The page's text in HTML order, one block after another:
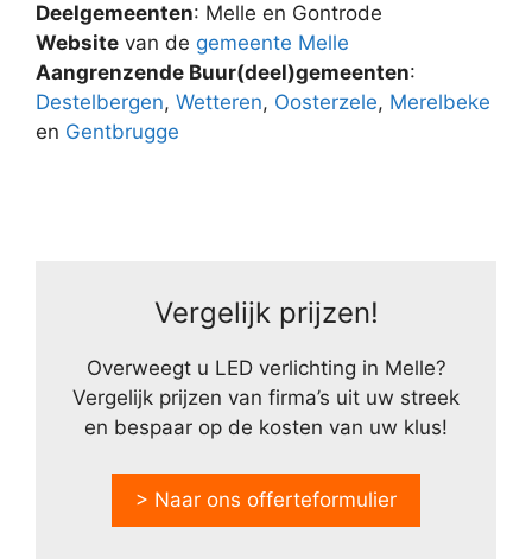
Deelgemeenten: Melle en Gontrode
Website van de gemeente Melle
Aangrenzende Buur(deel)gemeenten:
Destelbergen, Wetteren, Oosterzele, Merelbeke
en Gentbrugge
Vergelijk prijzen!
Overweegt u LED verlichting in Melle?
Vergelijk prijzen van firma’s uit uw streek
en bespaar op de kosten van uw klus!
> Naar ons offerteformulier